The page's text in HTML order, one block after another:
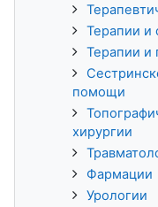
Терапии и
Терапии и
помощи
хирургии
Фармации
Урологии